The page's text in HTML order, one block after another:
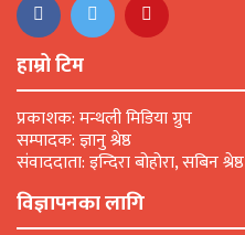
हाम्रो टिम
प्रकाशक: मन्थली मिडिया ग्रुप
सम्पादक: ज्ञानु श्रेष्ठ
संवाददाता: इन्दिरा बोहोरा, सबिन श्रेष्ठ
विज्ञापनका लागि